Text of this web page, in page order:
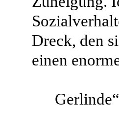
Dreck, den
einen
Gerlinde“